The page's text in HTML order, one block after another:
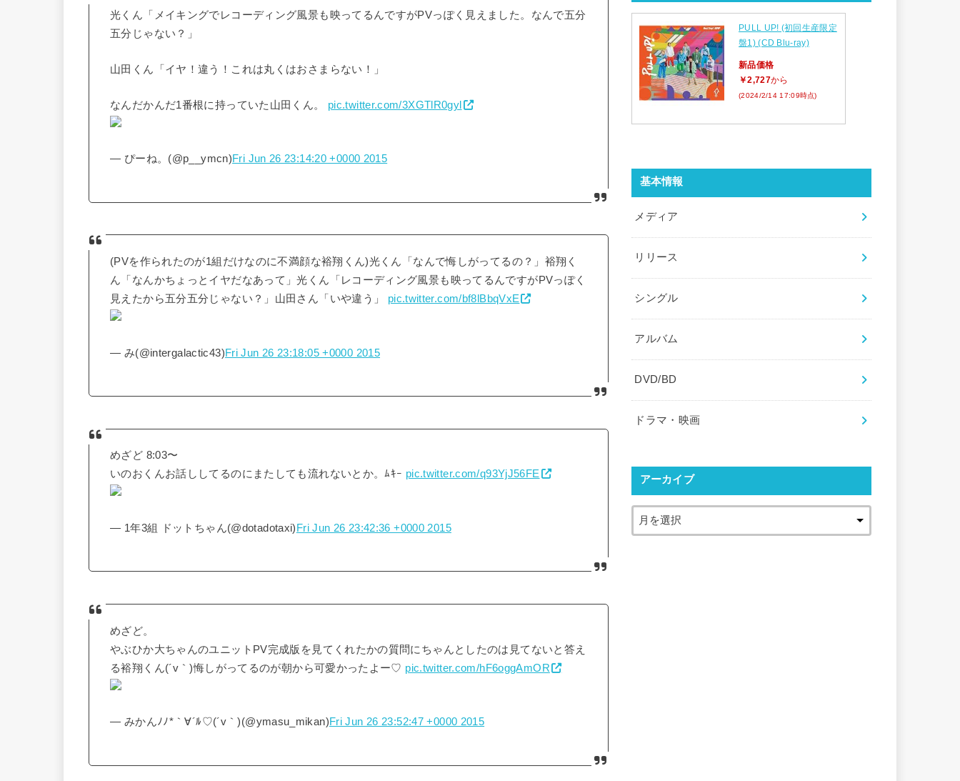
光くん「メイキングでレコーディング風景も映ってるんですがPVっぽく見えました。なんで五分
五分じゃない？」
山田くん「イヤ！違う！これは丸くはおさまらない！」
なんだかんだ1番根に持っていた山田くん。 pic.twitter.com/3XGTlR0gyl
— ぴーね。(@p__ymcn)Fri Jun 26 23:14:20 +0000 2015
(PVを作られたのが1組だけなのに不満顔な裕翔くん)光くん「なんで悔しがってるの？」裕翔く
ん「なんかちょっとイヤだなあって」光くん「レコーディング風景も映ってるんですがPVっぽく
見えたから五分五分じゃない？」山田さん「いや違う」 pic.twitter.com/bf8lBbqVxE
— み(@intergalactic43)Fri Jun 26 23:18:05 +0000 2015
めざど 8:03〜
いのおくんお話ししてるのにまたしても流れないとか。ﾑｷｰ pic.twitter.com/q93YjJ56FE
— 1年3組 ドットちゃん(@dotadotaxi) Fri Jun 26 23:42:36 +0000 2015
めざど。
やぶひか大ちゃんのユニットPV完成版を見てくれたかの質問にちゃんとしたのは見てないと答え
る裕翔くん(´v｀)悔しがってるのが朝から可愛かったよー♡ pic.twitter.com/hF6oggAmOR
— みかんﾉﾉ*｀∀´ﾙ♡(´v｀)(@ymasu_mikan)Fri Jun 26 23:52:47 +0000 2015
PULL UP! (初回生産限定
盤1) (CD Blu-ray)
新品価格
￥2,727から
(2024/2/14 17:09時点)
基本情報
メディア
リリース
シングル
アルバム
DVD/BD
ドラマ・映画
アーカイブ